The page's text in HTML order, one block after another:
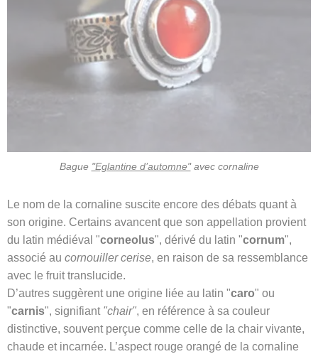
Bague "Eglantine d’automne"avec cornaline
Le nom de la cornaline suscite encore des débats quant à
son origine. Certains avancent que son appellation provient
du latin médiéval "corneolus", dérivé du latin "cornum",
associé au cornouiller cerise, en raison de sa ressemblance
avec le fruit translucide.
D’autres suggèrent une origine liée au latin "caro" ou
"carnis", signifiant "chair", en référence à sa couleur
distinctive, souvent perçue comme celle de la chair vivante,
chaude et incarnée. L’aspect rouge orangé de la cornaline